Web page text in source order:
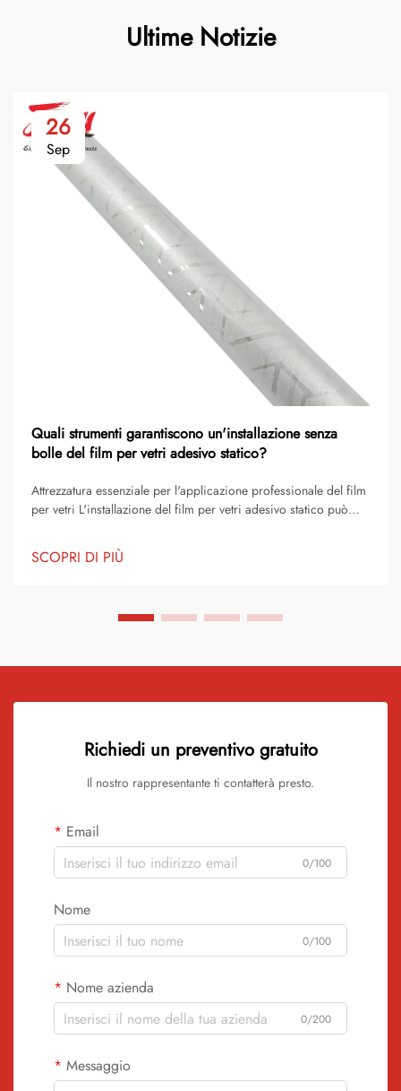
Ultime Notizie
26
Sep
Quali strumenti garantiscono un'installazione senza
bolle del film per vetri adesivo statico?
Attrezzatura essenziale per l'applicazione professionale del film
per vetri L'installazione del film per vetri adesivo statico può
ottenere quel risultato perfetto e cristallino sono necessari gli
strumenti e le tecniche giusti. Professiona...
SCOPRI DI PIÙ
Richiedi un preventivo gratuito
Il nostro rappresentante ti contatterà presto.
Email
0/100
Nome
0/100
Nome azienda
0/200
Messaggio